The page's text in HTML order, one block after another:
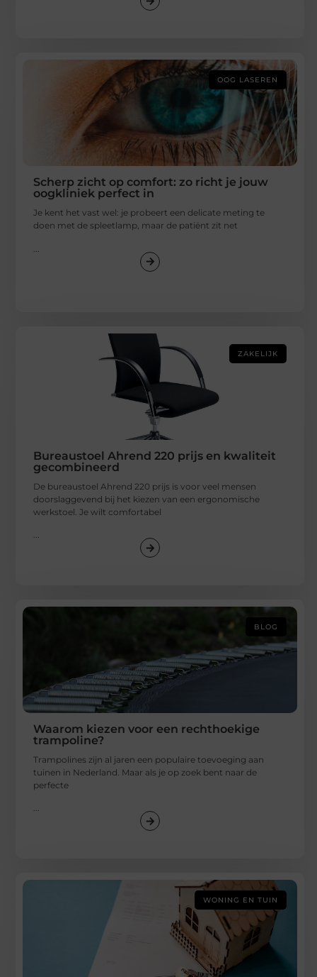
OOG LASEREN
Scherp zicht op comfort: zo richt je jouw
oogkliniek perfect in
Je kent het vast wel: je probeert een delicate meting te
doen met de spleetlamp, maar de patiënt zit net
ZAKELIJK
Bureaustoel Ahrend 220 prijs en kwaliteit
gecombineerd
De bureaustoel Ahrend 220 prijs is voor veel mensen
doorslaggevend bij het kiezen van een ergonomische
werkstoel. Je wilt comfortabel
...
BLOG
Waarom kiezen voor een rechthoekige
trampoline?
Trampolines zijn al jaren een populaire toevoeging aan
tuinen in Nederland. Maar als je op zoek bent naar de
perfecte
...
WONING EN TUIN